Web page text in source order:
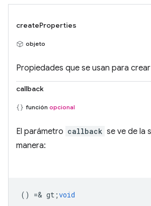
createProperties
objeto
Propiedades que se usan para
callback
función opcional
El parámetro callback se ve de la
manera:
() =& gt;void